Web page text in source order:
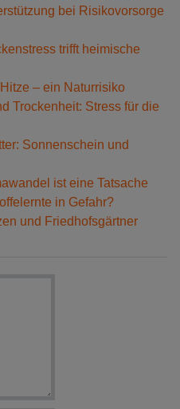
bei Risikovorsorge
trifft heimische
– ein Naturrisiko
Trockenheit: Stress für die
Sonnenschein und
ist eine Tatsache
in Gefahr?
und Friedhofsgärtner